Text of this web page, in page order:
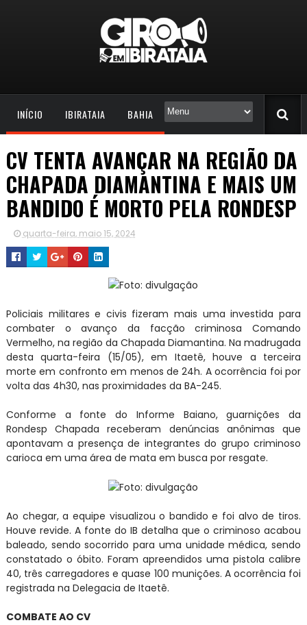
INÍCIO IBIRATAIA BAHIA
CV TENTA AVANÇAR NA REGIÃO DA
CHAPADA DIAMANTINA E MAIS UM
BANDIDO É MORTO PELA RONDESP
quarta-feira, maio 15, 2024
Foto: divulgação
Policiais militares e civis fizeram mais uma investida para
combater o avanço da facção criminosa Comando
Vermelho, na região da Chapada Diamantina. Na madrugada
desta quarta-feira (15/05), em Itaetê, houve a terceira
morte em confronto em menos de 24h. A ocorrência foi por
volta das 4h30, nas proximidades da BA-245.
Conforme a fonte do Informe Baiano, guarnições da
Rondesp Chapada receberam denúncias anônimas que
apontavam a presença de integrantes do grupo criminoso
carioca em uma área de mata em busca por resgate.
Foto: divulgação
Ao chegar, a equipe visualizou o bandido e foi alvo de tiros.
Houve revide. A fonte do IB detalha que o criminoso acabou
baleado, sendo socorrido para uma unidade médica, sendo
constatado o óbito. Foram apreendidos uma pistola calibre
40, três carregadores e quase 100 munições. A ocorrência foi
registrada na Delegacia de Itaetê.
COMBATE AO CV